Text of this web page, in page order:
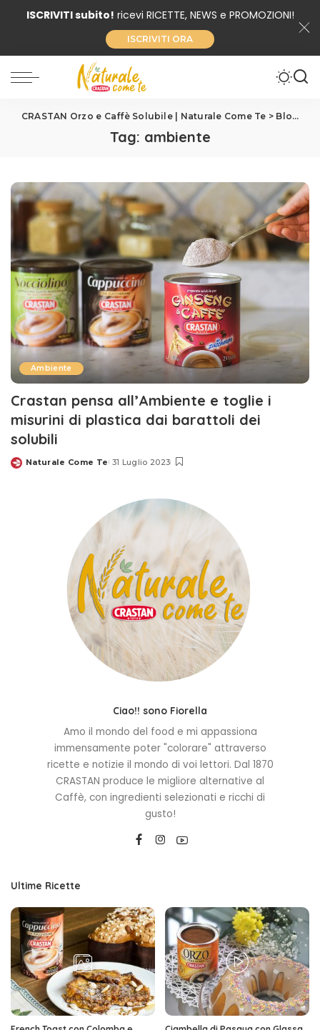
ISCRIVITI subito! ricevi RICETTE, NEWS e PROMOZIONI!
ISCRIVITI ORA
CRASTAN Orzo e Caffè Solubile | Naturale Come Te > Blog
Tag: ambiente
Ambiente
Crastan pensa all’Ambiente e toglie i
misurini di plastica dai barattoli dei
solubili
Posted
Naturale Come Te 31 Luglio 2023
Ciao!! sono Fiorella
Amo il mondo del food e mi appassiona
immensamente poter "colorare" attraverso
ricette e notizie il mondo di voi lettori. Dal 1870
CRASTAN produce le migliore alternative al
Caffè, con ingredienti selezionati e ricchi di
gusto!
Ultime Ricette